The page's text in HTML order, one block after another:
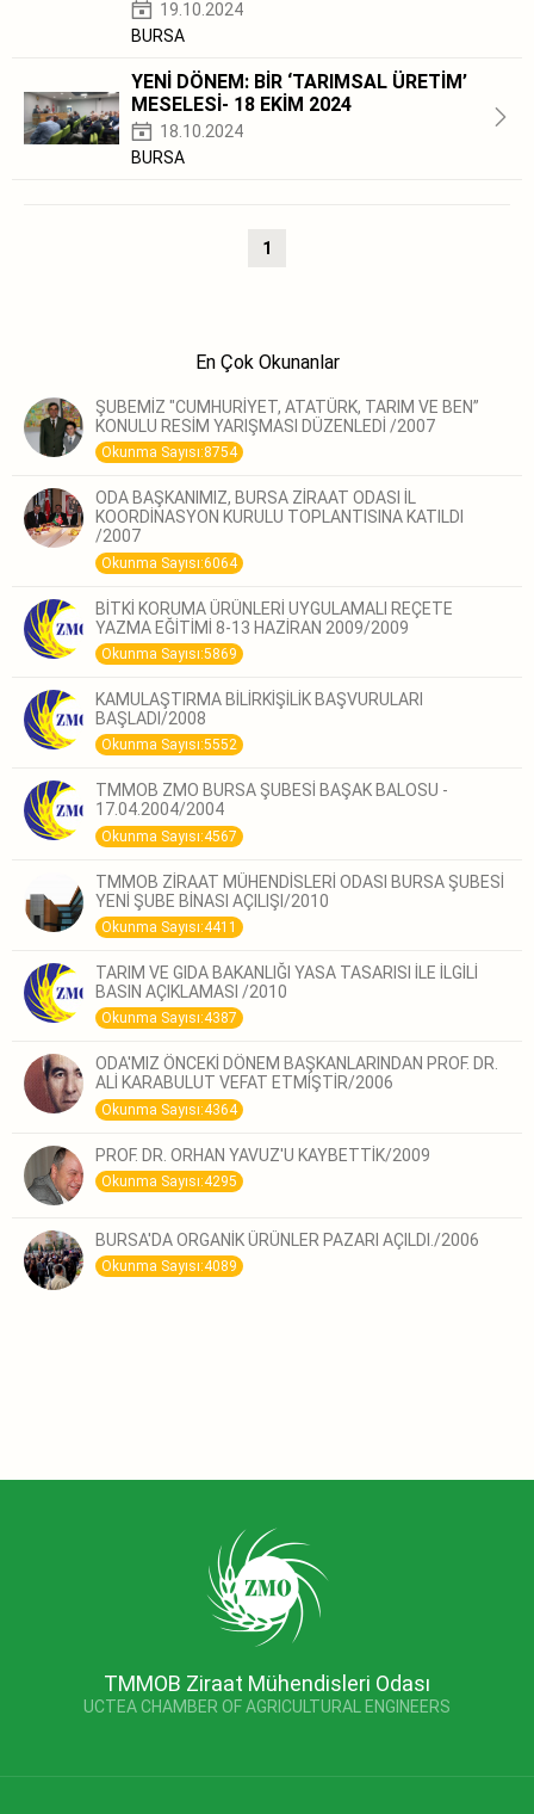
19.10.2024
BURSA
YENİ DÖNEM: BİR ‘TARIMSAL ÜRETİM’
MESELESİ- 18 EKİM 2024
18.10.2024
BURSA
1
En Çok Okunanlar
ŞUBEMİZ "CUMHURİYET, ATATÜRK, TARIM VE BEN”
KONULU RESİM YARIŞMASI DÜZENLEDİ /2007
Okunma Sayısı:8754
ODA BAŞKANIMIZ, BURSA ZİRAAT ODASI İL
KOORDİNASYON KURULU TOPLANTISINA KATILDI
/2007
Okunma Sayısı:6064
BİTKİ KORUMA ÜRÜNLERİ UYGULAMALI REÇETE
YAZMA EĞİTİMİ 8-13 HAZİRAN 2009/2009
Okunma Sayısı:5869
KAMULAŞTIRMA BİLİRKİŞİLİK BAŞVURULARI
BAŞLADI/2008
Okunma Sayısı:5552
TMMOB ZMO BURSA ŞUBESİ BAŞAK BALOSU -
17.04.2004/2004
Okunma Sayısı:4567
TMMOB ZİRAAT MÜHENDİSLERİ ODASI BURSA ŞUBESİ
YENİ ŞUBE BİNASI AÇILIŞI/2010
Okunma Sayısı:4411
TARIM VE GIDA BAKANLIĞI YASA TASARISI İLE İLGİLİ
BASIN AÇIKLAMASI /2010
Okunma Sayısı:4387
ODA'MIZ ÖNCEKİ DÖNEM BAŞKANLARINDAN PROF. DR.
ALİ KARABULUT VEFAT ETMİŞTİR/2006
Okunma Sayısı:4364
PROF. DR. ORHAN YAVUZ'U KAYBETTİK/2009
Okunma Sayısı:4295
BURSA'DA ORGANİK ÜRÜNLER PAZARI AÇILDI./2006
Okunma Sayısı:4089
TMMOB Ziraat Mühendisleri Odası
UCTEA CHAMBER OF AGRICULTURAL ENGINEERS